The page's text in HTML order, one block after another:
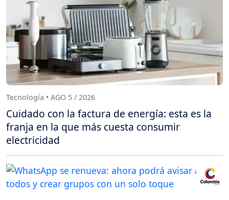
Tecnología • AGO 5 / 2026
Cuidado con la factura de energía: esta es la
franja en la que más cuesta consumir
electricidad